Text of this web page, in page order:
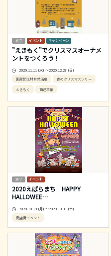
イベント キャンペーン
”えきもく”でクリスマスオーナメ
ントをつくろう！
2020.11.11 (水) ～2020.12.27 (日)
国産間伐材有効活用
森のクリスマスツリー
えきもく 商連主催
イベント
2020えばらまち HAPPY
HALLOWEE…
2020.10.19 (月) ～2020.10.31 (土)
商店街イベント